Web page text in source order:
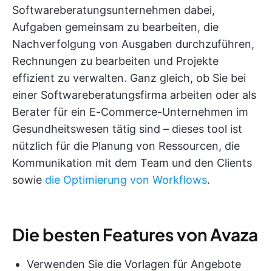
Softwareberatungsunternehmen dabei,
Aufgaben gemeinsam zu bearbeiten, die
Nachverfolgung von Ausgaben durchzuführen,
Rechnungen zu bearbeiten und Projekte
effizient zu verwalten. Ganz gleich, ob Sie bei
einer Softwareberatungsfirma arbeiten oder als
Berater für ein E-Commerce-Unternehmen im
Gesundheitswesen tätig sind – dieses tool ist
nützlich für die Planung von Ressourcen, die
Kommunikation mit dem Team und den Clients
sowie die Optimierung von Workflows.
Die besten Features von Avaza
Verwenden Sie die Vorlagen für Angebote